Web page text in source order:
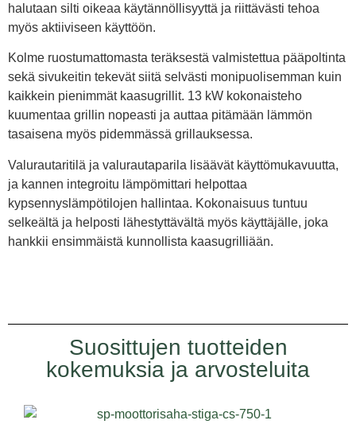
halutaan silti oikeaa käytännöllisyyttä ja riittävästi tehoa
myös aktiiviseen käyttöön.
Kolme ruostumattomasta teräksestä valmistettua pääpoltinta
sekä sivukeitin tekevät siitä selvästi monipuolisemman kuin
kaikkein pienimmät kaasugrillit. 13 kW kokonaisteho
kuumentaa grillin nopeasti ja auttaa pitämään lämmön
tasaisena myös pidemmässä grillauksessa.
Valurautaritilä ja valurautaparila lisäävät käyttömukavuutta,
ja kannen integroitu lämpömittari helpottaa
kypsennyslämpötilojen hallintaa. Kokonaisuus tuntuu
selkeältä ja helposti lähestyttävältä myös käyttäjälle, joka
hankkii ensimmäistä kunnollista kaasugrilliään.
Suosittujen tuotteiden
kokemuksia ja arvosteluita